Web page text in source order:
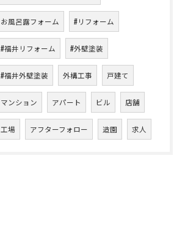
お風呂露フォーム #リフォーム
#福井リフォーム #外壁塗装
#福井外壁塗装 外構工事 戸建て
マンション アパート ビル 店舗
工場 アフターフォロー 造園 求人